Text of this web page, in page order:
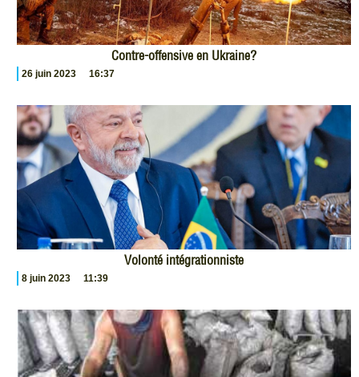
Contre-offensive en Ukraine?
26 juin 2023 16:37
Volonté intégrationniste
8 juin 2023 11:39